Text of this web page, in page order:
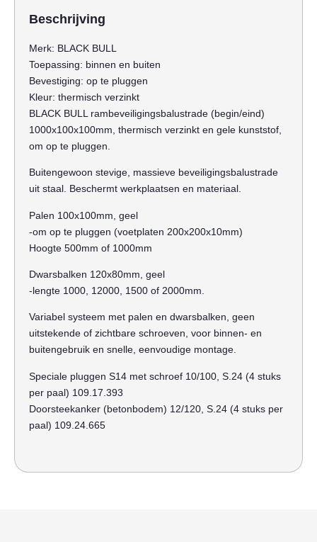
Beschrijving
Merk: BLACK BULL
Toepassing: binnen en buiten
Bevestiging: op te pluggen
Kleur: thermisch verzinkt
BLACK BULL rambeveiligingsbalustrade (begin/eind)
1000x100x100mm, thermisch verzinkt en gele kunststof,
om op te pluggen.
Buitengewoon stevige, massieve beveiligingsbalustrade
uit staal. Beschermt werkplaatsen en materiaal.
Palen 100x100mm, geel
-om op te pluggen (voetplaten 200x200x10mm)
Hoogte 500mm of 1000mm
Dwarsbalken 120x80mm, geel
-lengte 1000, 12000, 1500 of 2000mm.
Variabel systeem met palen en dwarsbalken, geen
uitstekende of zichtbare schroeven, voor binnen- en
buitengebruik en snelle, eenvoudige montage.
Speciale pluggen S14 met schroef 10/100, S.24 (4 stuks
per paal) 109.17.393
Doorsteekanker (betonbodem) 12/120, S.24 (4 stuks per
paal) 109.24.665